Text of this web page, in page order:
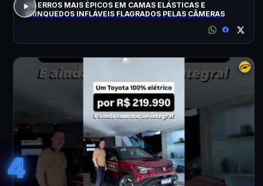
OS ERROS MAIS ÉPICOS EM CAMAS ELÁSTICAS E
BRINQUEDOS INFLÁVEIS FLAGRADOS PELAS CÂMERAS
4